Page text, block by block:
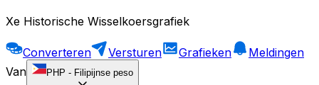
Xe Historische Wisselkoersgrafiek
Converteren Versturen Grafieken
Meldingen
Van
PHP - Filipijnse peso